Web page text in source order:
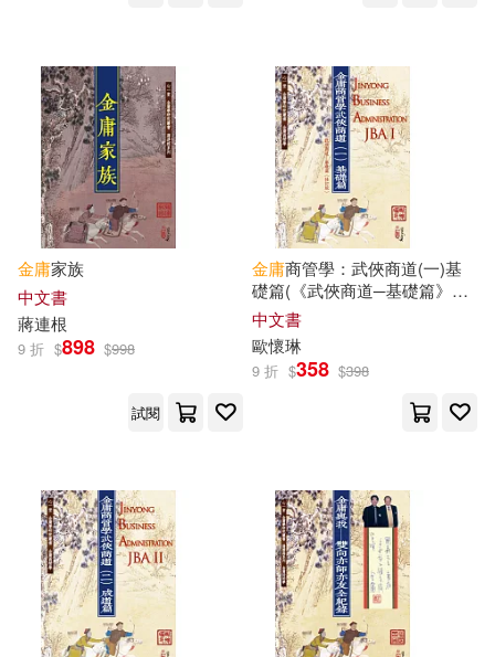
金庸家族
中文書
蔣連根
9 折 $898 $998
試閱
金庸商管學：武俠商道(一)基
礎篇(《武俠商道─基礎篇》修
訂版)
中文書
歐懷琳
9 折 $358 $398